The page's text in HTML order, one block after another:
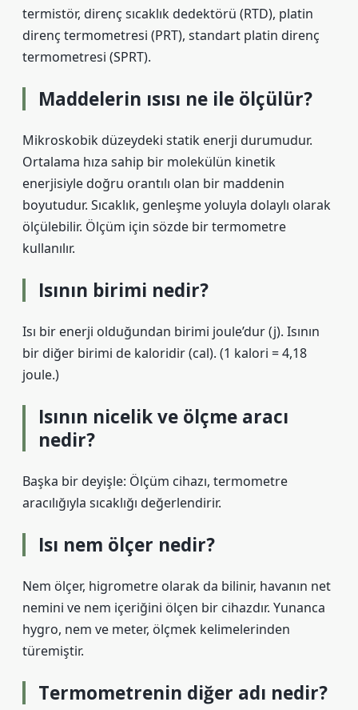
termistör, direnç sıcaklık dedektörü (RTD), platin
direnç termometresi (PRT), standart platin direnç
termometresi (SPRT).
Maddelerin ısısı ne ile ölçülür?
Mikroskobik düzeydeki statik enerji durumudur.
Ortalama hıza sahip bir molekülün kinetik
enerjisiyle doğru orantılı olan bir maddenin
boyutudur. Sıcaklık, genleşme yoluyla dolaylı olarak
ölçülebilir. Ölçüm için sözde bir termometre
kullanılır.
Isının birimi nedir?
Isı bir enerji olduğundan birimi joule’dur (j). Isının
bir diğer birimi de kaloridir (cal). (1 kalori = 4,18
joule.)
Isının nicelik ve ölçme aracı
nedir?
Başka bir deyişle: Ölçüm cihazı, termometre
aracılığıyla sıcaklığı değerlendirir.
Isı nem ölçer nedir?
Nem ölçer, higrometre olarak da bilinir, havanın net
nemini ve nem içeriğini ölçen bir cihazdır. Yunanca
hygro, nem ve meter, ölçmek kelimelerinden
türemiştir.
Termometrenin diğer adı nedir?